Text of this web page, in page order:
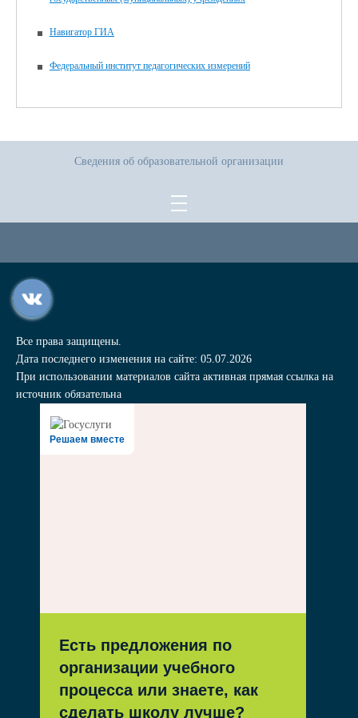
Навигатор ГИА
Федеральный институт педагогических измерений
Сведения об образовательной организации
Все права защищены.
Дата последнего изменения на сайте: 05.07.2026
При использовании материалов сайта активная прямая ссылка на
источник обязательна
Решаем вместе
Есть предложения по
организации учебного
процесса или знаете, как
сделать школу лучше?